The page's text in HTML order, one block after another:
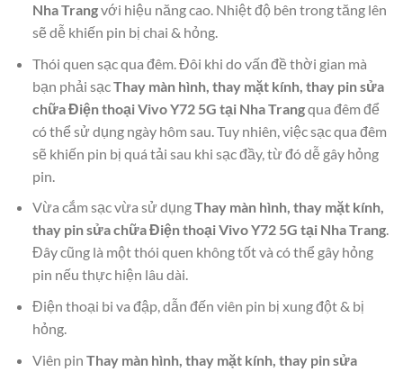
Nha Trangvới hiệu năng cao. Nhiệt độ bên trong tăng lên
sẽ dễ khiến pin bị chai & hỏng.
Thói quen sạc qua đêm. Đôi khi do vấn đề thời gian mà
bạn phải sạcThay màn hình, thay mặt kính, thay pin sửa
chữa Điện thoại Vivo Y72 5G tại Nha Trangqua đêm để
có thể sử dụng ngày hôm sau. Tuy nhiên, việc sạc qua đêm
sẽ khiến pin bị quá tải sau khi sạc đầy, từ đó dễ gây hỏng
pin.
Vừa cắm sạc vừa sử dụngThay màn hình, thay mặt kính,
thay pin sửa chữa Điện thoại Vivo Y72 5G tại Nha Trang.
Đây cũng là một thói quen không tốt và có thể gây hỏng
pin nếu thực hiện lâu dài.
Điện thoại bi va đập, dẫn đến viên pin bị xung đột & bị
hỏng.
Viên pin Thay màn hình, thay mặt kính, thay pin sửa